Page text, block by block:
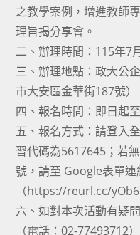
之教學案例，增進教師
理旨揭分享會。
二、辦理時間：115年7
三、辦理地點：政大公
市大安區金華街187號）
四、報名時間：即日起
五、報名方式：請登入
習代碼為5617645；若
號，請至 Google表單連
（https://reurl.cc/
六、如對本次活動有疑
（電話：02-77493712